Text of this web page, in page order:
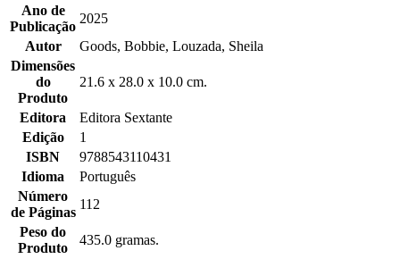
Ano de
Publicação
2025
Autor
Goods, Bobbie, Louzada, Sheila
Dimensões
do
Produto
21.6 x 28.0 x 10.0 cm.
Editora
Editora Sextante
Edição
1
ISBN
9788543110431
Idioma
Português
Número
de Páginas
112
Peso do
Produto
435.0 gramas.